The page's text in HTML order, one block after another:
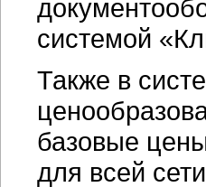
системой
Также в
базовые
для всей